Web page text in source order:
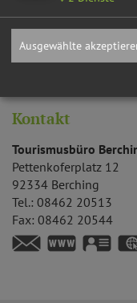
Berching
49°6'15.67''N
Kontakt
Tourismusbüro
Pettenkoferplatz 12
92334 Berching
Tel.: 08462 20513
Fax: 08462 20544
https://
Ausgewählte